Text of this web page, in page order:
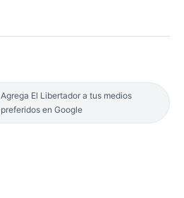
Agrega El Libertador a tus medios
preferidos en Google